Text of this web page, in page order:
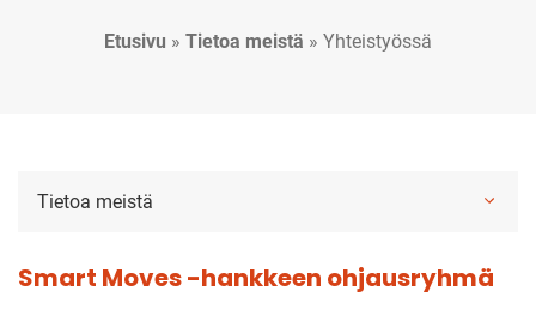
Etusivu » Tietoa meistä » Yhteistyössä
Tietoa meistä
Smart Moves -hankkeen ohjausryhmä